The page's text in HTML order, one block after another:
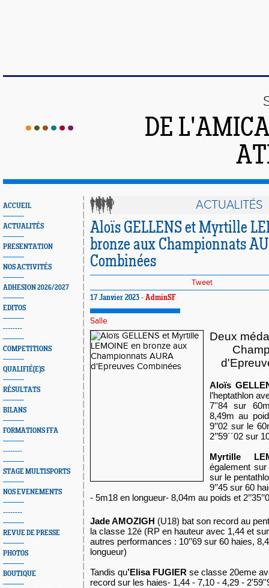
DE
ACCUEIL
ACTUALITÉS
PRESENTATION
NOS ACTIVITÉS
ADHESION 2026/2027
EDITOS
--------
COMPETITIONS
QUALIFIÉ(E)S
RÉSULTATS
BILANS
FORMATIONS FFA
--------
STAGE MULTISPORTS
NOS EVENEMENTS
--------
REVUE DE PRESSE
PHOTOS
BOUTIQUE
ACTUALITÉS
Aloïs GELLENS et Myrtille
bronze aux Championnats
Combinées
Tweet
17 Janvier 2023 - AdminSF
Salle
Deux
Aloïs
l’heptathlon
7''84 sur
8,49m au
9’’02 sur le
2’’59´´02 sur
Myrtille
également
sur le
9’’45 sur 60
- 5m18 en longueur- 8,04m au poids et
Jade AMOZIGH (U18) bat son record au
la classe 12è (RP en hauteur avec 1,44 et sur
autres performances : 10’’69 sur 60 haies,
longueur)
Tandis qu’Elisa FUGIER se classe 20eme
record sur les haies- 1,44 - 7,10 - 4,29 -